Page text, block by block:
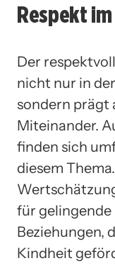
Respekt
Der
nicht nur in
sondern prägt
Miteinander.
finden sich
diesem
für
Beziehungen,
Kindheit